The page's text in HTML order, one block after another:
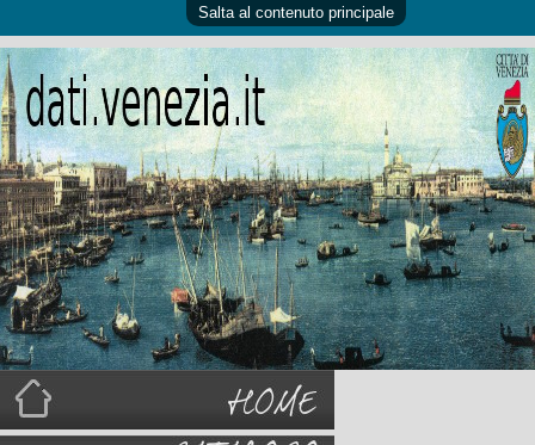
Salta al contenuto principale